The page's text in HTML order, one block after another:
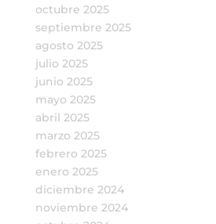
octubre 2025
septiembre 2025
agosto 2025
julio 2025
junio 2025
mayo 2025
abril 2025
marzo 2025
febrero 2025
enero 2025
diciembre 2024
noviembre 2024